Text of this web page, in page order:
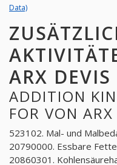
Data)
ARX
ADDITION
FOR VON
523102. Mal- und
20790000. Essbare
20860301.